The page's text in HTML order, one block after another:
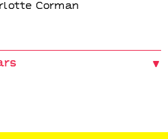
Corman
de dotation Porosus I